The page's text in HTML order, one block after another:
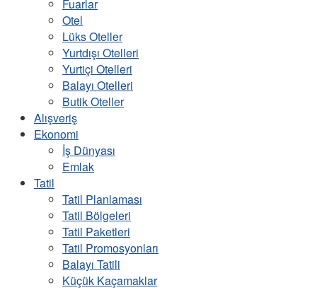
Fuarlar
Otel
Lüks Oteller
Yurtdışı Otelleri
Yurtiçi Otelleri
Balayı Otelleri
Butik Oteller
Alışveriş
Ekonomi
İş Dünyası
Emlak
Tatil
Tatil Planlaması
Tatil Bölgeleri
Tatil Paketleri
Tatil Promosyonları
Balayı Tatili
Küçük Kaçamaklar